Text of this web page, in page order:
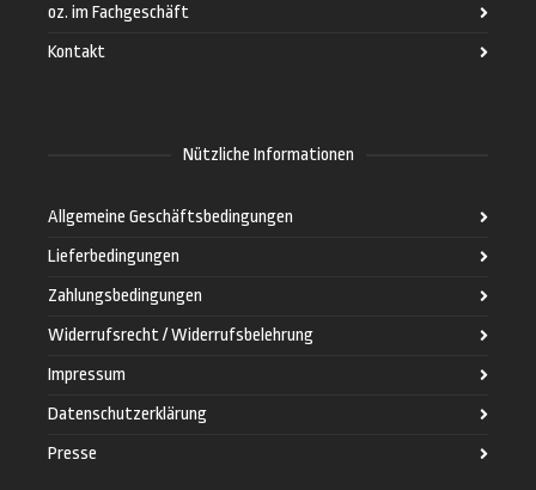
oz. im Fachgeschäft
Kontakt
Nützliche Informationen
Allgemeine Geschäftsbedingungen
Lieferbedingungen
Zahlungsbedingungen
Widerrufsrecht / Widerrufsbelehrung
Impressum
Datenschutzerklärung
Presse